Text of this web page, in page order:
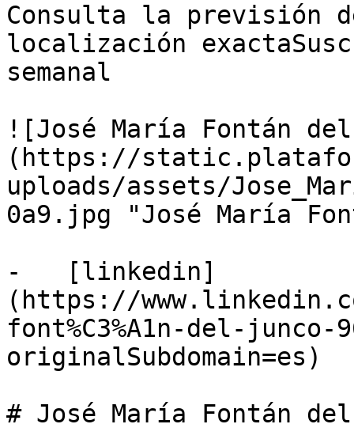
Consulta la previsión
localización
semanal
![José María Fontán
(https://
uploads/assets/
0a9.jpg "José María
-   [linkedin]
(https://
font%C3%A1n-del-junco-
originalSubdomain=es)
# José María Fontán